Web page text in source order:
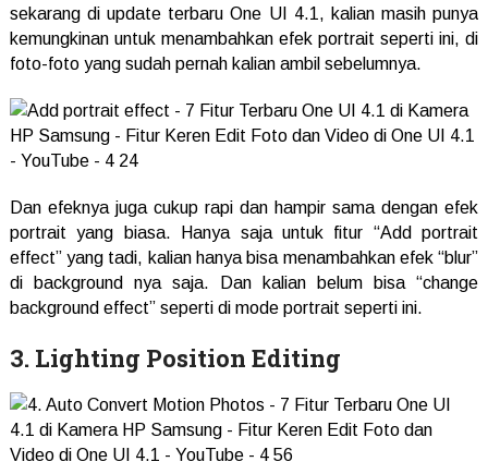
sekarang di update terbaru One UI 4.1, kalian masih punya
kemungkinan untuk menambahkan efek portrait seperti ini, di
foto-foto yang sudah pernah kalian ambil sebelumnya.
Dan efeknya juga cukup rapi dan hampir sama dengan efek
portrait yang biasa. Hanya saja untuk fitur “Add portrait
effect” yang tadi, kalian hanya bisa menambahkan efek “blur”
di background nya saja. Dan kalian belum bisa “change
background effect” seperti di mode portrait seperti ini.
3. Lighting Position Editing